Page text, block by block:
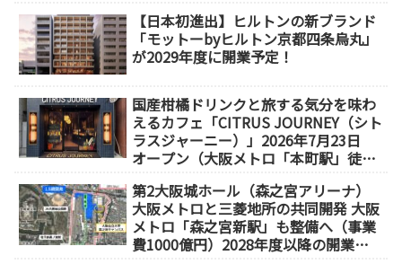
【日本初進出】ヒルトンの新ブランド
「モットーbyヒルトン京都四条烏丸」
が2029年度に開業予定！
国産柑橘ドリンクと旅する気分を味わ
えるカフェ「CITRUS JOURNEY（シト
ラスジャーニー）」2026年7月23日
オープン（大阪メトロ「本町駅」徒歩
第2大阪城ホール（森之宮アリーナ）
大阪メトロと三菱地所の共同開発 大阪
メトロ「森之宮新駅」も整備へ（事業
費1000億円）2028年度以降の開業